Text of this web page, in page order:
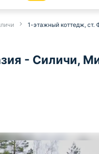
1-этажный коттедж, ст.
- Силичи,